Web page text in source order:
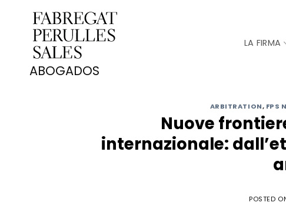
contenido
LA FIRMA
ARBITRATION, FPS
Nuove
internazionale:
POSTED